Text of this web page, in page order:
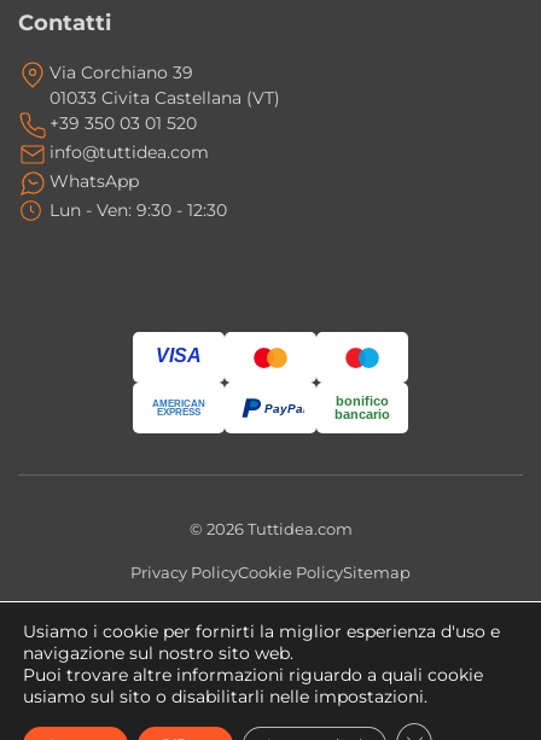
semplici da pulire quotidianamente.
Contatti
Via Corchiano 39
01033 Civita Castellana (VT)
+39 350 03 01 520
info@tuttidea.com
WhatsApp
Lun - Ven: 9:30 - 12:30
VISA
AMERICAN
EXPRESS PayPal
bonifico
bancario
© 2026 Tuttidea.com
Privacy PolicyCookie PolicySitemap
Questo sito utilizza cookie tecnici e, previo consenso, cookie
analitici e di profilazione. Puoi modificare le preferenze in qualsiasi
momento tramiteImpostazioni Cookie
Copyright 2026 ©tuttidea.com- P.IVA 02466470560 -
Usiamo i cookie per fornirti la miglior esperienza d'uso e
navigazione sul nostro sito web.
Puoi trovare altre informazioni riguardo a quali cookie
usiamo sul sito o disabilitarli nelle impostazioni.